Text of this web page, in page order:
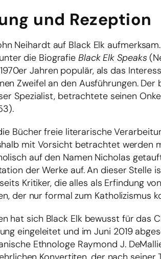
und Rezeption
Neihardt auf Black Elk
die Biografie Black Elk Speaks
Jahren populär, als das
Zweifel an den Ausführungen. Der
Spezialist, betrachtete seinen
Bücher freie literarische
mit Vorsicht betrachtet werden
auf den Namen Nicholas
der Werke auf. An dieser Stelle
Kritiker, die alles als Erfindung
der nur formal zum Katholizismus
hat sich Black Elk bewusst für das
eingeleitet und im Juni 2019
Ethnologe Raymond J.